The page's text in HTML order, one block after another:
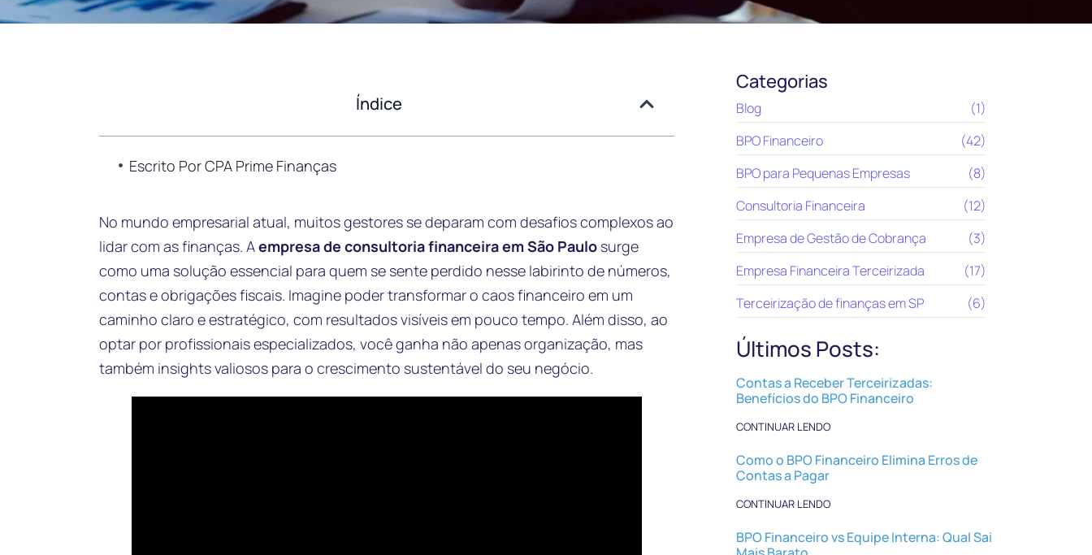
Índice
Escrito Por CPA Prime Finanças
No mundo empresarial atual, muitos gestores se deparam com desafios complexos ao
lidar com as finanças. Aempresa de consultoria financeira em São Paulo surge
como uma solução essencial para quem se sente perdido nesse labirinto de números,
contas e obrigações fiscais. Imagine poder transformar o caos financeiro em um
caminho claro e estratégico, com resultados visíveis em pouco tempo. Além disso, ao
optar por profissionais especializados, você ganha não apenas organização, mas
também insights valiosos para o crescimento sustentável do seu negócio.
Categorias
Blog
(1)
BPO Financeiro
(42)
BPO para Pequenas Empresas
(8)
Consultoria Financeira
(12)
Empresa de Gestão de Cobrança
(3)
Empresa Financeira Terceirizada
(17)
Terceirização de finanças em SP
(6)
Últimos Posts:
Contas a Receber Terceirizadas:
Benefícios do BPO Financeiro
CONTINUAR LENDO
Como o BPO Financeiro Elimina Erros de
Contas a Pagar
CONTINUAR LENDO
BPO Financeiro vs Equipe Interna: Qual Sai